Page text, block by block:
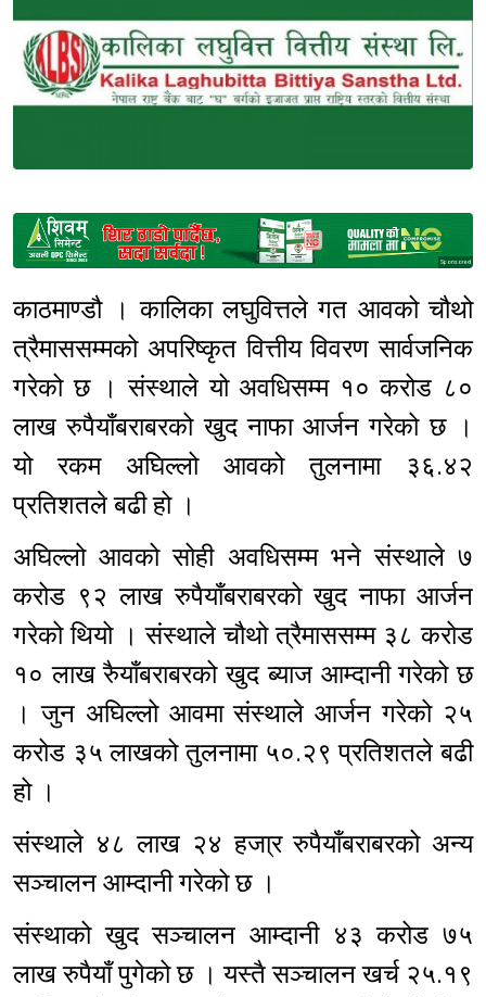
Sponsored
काठमाण्डौ । कालिका लघुवित्तले गत आवको चौथो
त्रैमाससम्मको अपरिष्कृत वित्तीय विवरण सार्वजनिक
गरेको छ । संस्थाले यो अवधिसम्म १० करोड ८०
लाख रुपैयाँबराबरको खुद नाफा आर्जन गरेको छ ।
यो रकम अघिल्लो आवको तुलनामा ३६.४२
प्रतिशतले बढी हो ।
अघिल्लो आवको सोही अवधिसम्म भने संस्थाले ७
करोड ९२ लाख रुपैयाँबराबरको खुद नाफा आर्जन
गरेको थियो । संस्थाले चौथो त्रैमाससम्म ३८ करोड
१० लाख रुैयाँबराबरको खुद ब्याज आम्दानी गरेको छ
। जुन अघिल्लो आवमा संस्थाले आर्जन गरेको २५
करोड ३५ लाखको तुलनामा ५०.२९ प्रतिशतले बढी
हो ।
संस्थाले ४८ लाख २४ हजा्र रुपैयाँबराबरको अन्य
सञ्चालन आम्दानी गरेको छ ।
संस्थाको खुद सञ्चालन आम्दानी ४३ करोड ७५
लाख रुपैयाँ पुगेको छ । यस्तै सञ्चालन खर्च २५.१९